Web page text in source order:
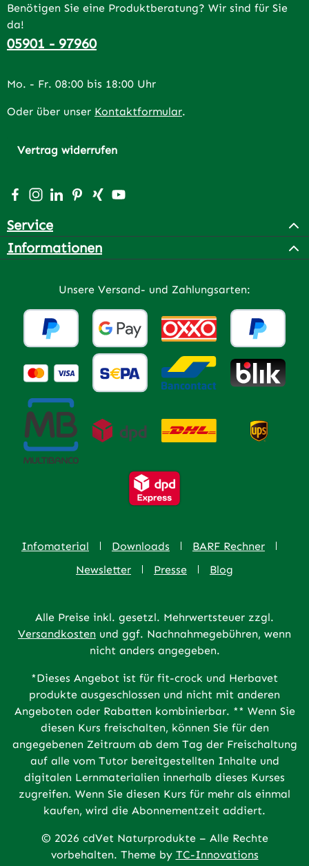
Benötigen Sie eine Produktberatung? Wir sind für Sie
da!
05901 - 97960
Mo. - Fr. 08:00 bis 18:00 Uhr
Oder über unser Kontaktformular.
Vertrag widerrufen
Besuche uns auf Facebook – öffnet in neuem Tab
Schau auf Instagram vorbei – öffnet in neuem Tab
Vernetze dich mit uns auf LinkedIn – öffnet in
Lass dich auf Pinterest inspirieren – öffnet
Vernetze dich mit uns auf Xing – öffnet
Sieh dir unsere Videos auf YouTube
Service
Informationen
Unsere Versand- und Zahlungsarten:
Infomaterial Downloads
BARF Rechner
Newsletter
Presse Blog
Alle Preise inkl. gesetzl. Mehrwertsteuer zzgl.
Versandkosten und ggf. Nachnahmegebühren, wenn
nicht anders angegeben.
*Dieses Angebot ist für fit-crock und Herbavet
produkte ausgeschlossen und nicht mit anderen
Angeboten oder Rabatten kombinierbar. ** Wenn Sie
diesen Kurs freischalten, können Sie für den
angegebenen Zeitraum ab dem Tag der Freischaltung
auf alle vom Tutor bereitgestellten Inhalte und
digitalen Lernmaterialien innerhalb dieses Kurses
zugreifen. Wenn Sie diesen Kurs für mehr als einmal
kaufen, wird die Abonnementzeit addiert.
© 2026 cdVet Naturprodukte – Alle Rechte
vorbehalten. Theme by TC-Innovations